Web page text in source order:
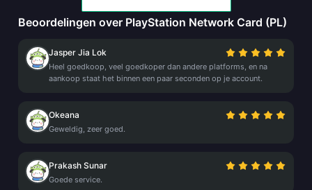
Beoordelingen over PlayStation Network Card (PL)
Jasper Jia Lok
Heel goedkoop, veel goedkoper dan andere platforms, en na
aankoop staat het binnen een paar seconden op je account.
Okeana
Geweldig, zeer goed.
Prakash Sunar
Goede service.